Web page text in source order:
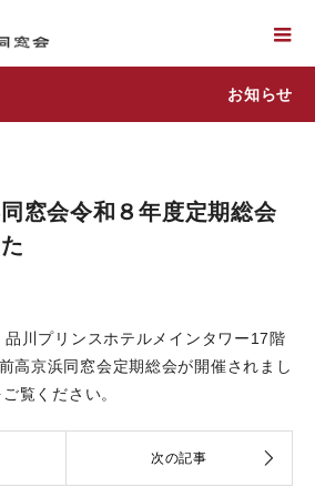
お知らせ
窓会令和８年度定期総会
川プリンスホテルメインタワー17階
高京浜同窓会定期総会が開催されまし
ご覧ください。